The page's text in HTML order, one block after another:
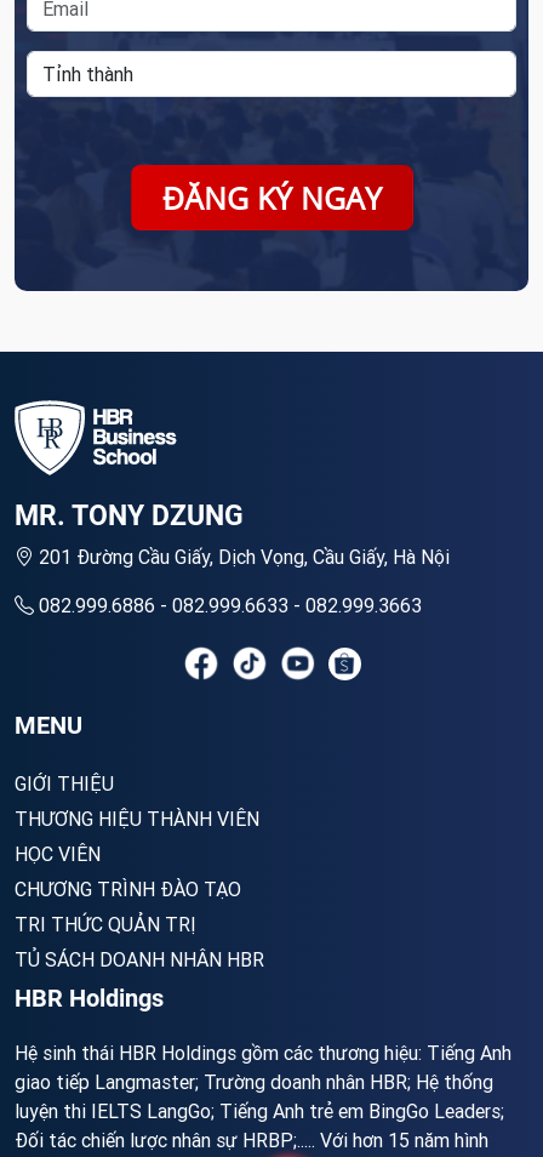
ĐĂNG KÝ NGAY
MR. TONY DZUNG
201 Đường Cầu Giấy, Dịch Vọng, Cầu Giấy, Hà Nội
082.999.6886 - 082.999.6633 - 082.999.3663
MENU
GIỚI THIỆU
THƯƠNG HIỆU THÀNH VIÊN
HỌC VIÊN
CHƯƠNG TRÌNH ĐÀO TẠO
TRI THỨC QUẢN TRỊ
TỦ SÁCH DOANH NHÂN HBR
HBR Holdings
Hệ sinh thái HBR Holdings gồm các thương hiệu: Tiếng Anh
giao tiếp Langmaster; Trường doanh nhân HBR; Hệ thống
luyện thi IELTS LangGo; Tiếng Anh trẻ em BingGo Leaders;
Đối tác chiến lược nhân sự HRBP;..... Với hơn 15 năm hình